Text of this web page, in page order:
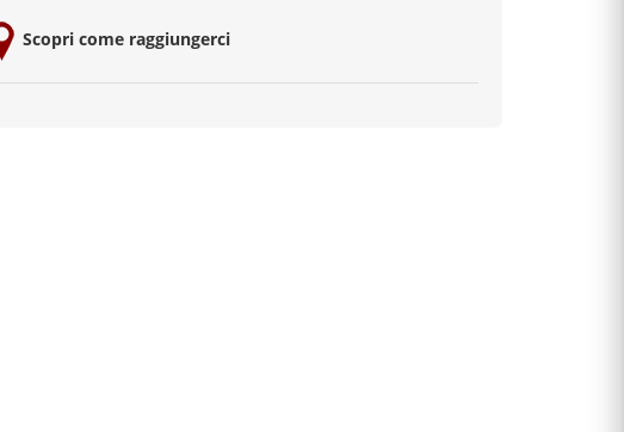
Scopri come raggiungerci